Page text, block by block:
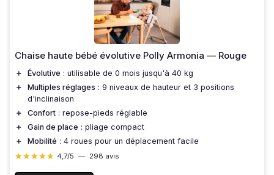
Chaise haute bébé évolutive Polly Armonia — Rouge
＋ Évolutive : utilisable de 0 mois jusqu'à 40 kg
＋
Multiples réglages : 9 niveaux de hauteur et 3 positions
d'inclinaison
＋
Confort : repose-pieds réglable
＋
Gain de place : pliage compact
＋
Mobilité : 4 roues pour un déplacement facile
★★★★★
★★★★★ 4,7/5 — 298 avis